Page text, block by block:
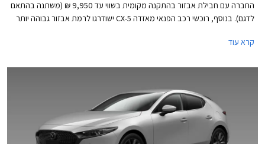
החברה עם חבילת אבזור בהתקנה מקומית בשווי עד 9,950 ₪ (משתנה בהתאם
לדגם). בנוסף, רוכשי רכב הפנאי מאזדה CX-5 ישודרגו לרמת אבזור גבוהה יותר
התצוגה של מאזדה ברחבי הארץ.
קרא עוד